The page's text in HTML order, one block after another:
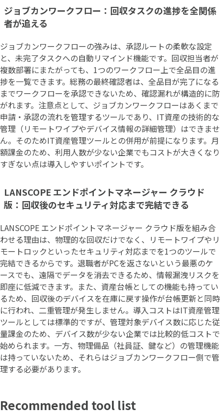
ジョブカンワークフロー：回収タスクの進捗を全関係
者が追える
ジョブカンワークフローの強みは、承認ルートの柔軟な設定
と、未完了タスクへの自動リマインド機能です。回収担当者が
複数部署にまたがっても、1つのワークフロー上で全品目の進
捗を一覧できます。総務の最終確認者は、全品目が完了になる
までワークフローを承認できないため、確認漏れが構造的に防
がれます。注意点として、ジョブカンワークフローはあくまで
申請・承認の流れを管理するツールであり、IT資産の技術的な
管理（リモートワイプやデバイス情報の詳細管理）はできませ
ん。そのためIT資産管理ツールとの併用が前提になります。月
額課金のため、利用人数が少ない企業でもコストが大きくなり
すぎない点は導入しやすいポイントです。
LANSCOPE エンドポイントマネージャー クラウド
版：回収後のセキュリティ対応まで完結できる
LANSCOPE エンドポイントマネージャー クラウド版を組み合
わせる理由は、物理的な回収だけでなく、リモートワイプやリ
モートロックといったセキュリティ対応までを1つのツールで
完結できるからです。退職者がPCを返さないという最悪のケ
ースでも、遠隔でデータを消去できるため、情報漏洩リスクを
即座に低減できます。また、資産台帳としての機能も持ってい
るため、回収後のデバイスを在庫に戻す操作が台帳更新と同時
に行われ、二重管理が発生しません。導入コストはIT資産管理
ツールとしては標準的ですが、管理対象デバイス数に応じた従
量課金のため、デバイス数が少ない企業では比較的低コストで
始められます。一方、物理備品（社員証、鍵など）の管理機能
は持っていないため、それらはジョブカンワークフロー側で管
理する必要があります。
Recommended tool list